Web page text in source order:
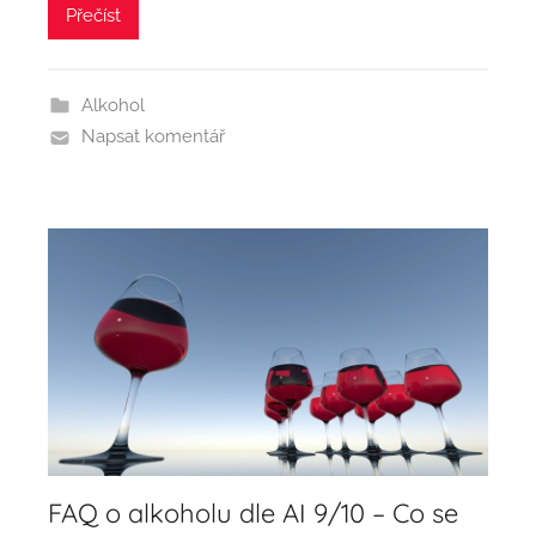
Přečíst
Alkohol
Napsat komentář
FAQ o alkoholu dle AI 9/10 – Co se